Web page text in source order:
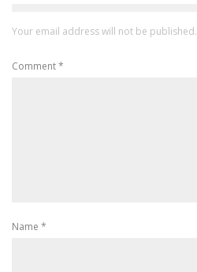
Your email address will not be published.
Comment*
Name *